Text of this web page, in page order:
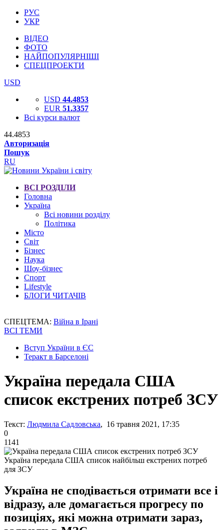
РУС
УКР
ВІДЕО
ФОТО
НАЙПОПУЛЯРНІШІ
СПЕЦПРОЕКТИ
USD
USD 44.4853
EUR 51.3357
Всі курси валют
44.4853
Авторизація
Пошук
RU
ВСІ РОЗДІЛИ
Головна
Україна
Всі новини розділу
Політика
Місто
Світ
Бізнес
Наука
Шоу-бізнес
Спорт
Lifestyle
БЛОГИ ЧИТАЧІВ
СПЕЦТЕМА: Війна в Ірані
ВСІ ТЕМИ
Вступ України в ЄС
Теракт в Барселоні
Україна передала США
список екстрених потреб ЗСУ
Текст: Людмила Садловська, 16 травня 2021, 17:35
0
1141
Україна передала США список найбільш екстрених потреб
для ЗСУ
Україна не сподівається отримати все і
відразу, але домагається прогресу по
позиціях, які можна отримати зараз,